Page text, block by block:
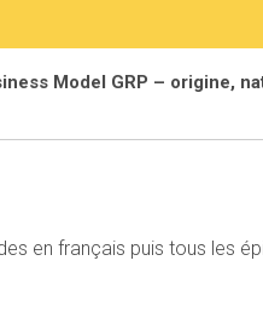
Model GRP – origine,
en français puis tous les